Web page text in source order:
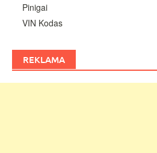
Pinigai
VIN Kodas
REKLAMA